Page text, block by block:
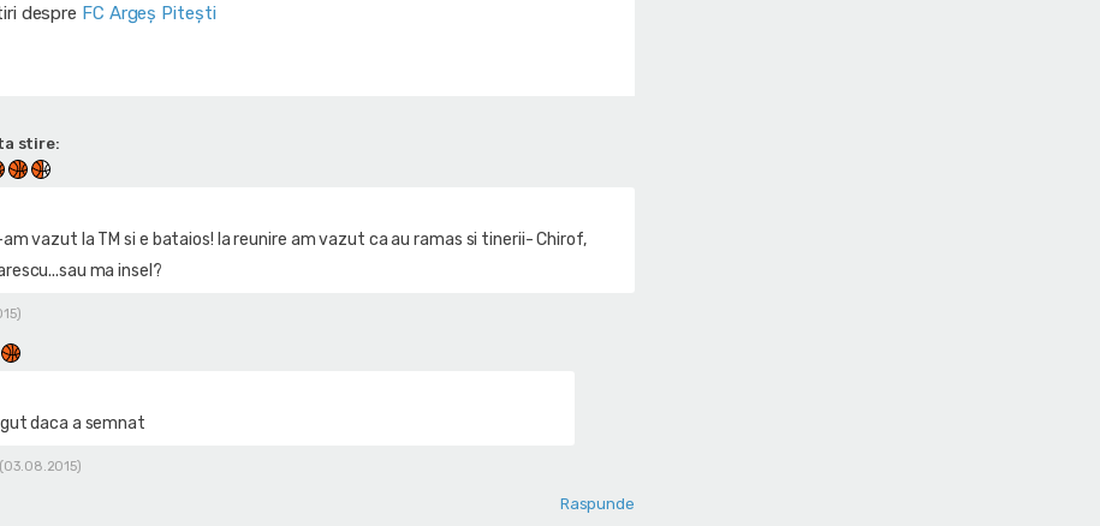
despre FC Argeș Pitești
stire:
vazut la TM si e bataios! la reunire am vazut ca au ramas si tinerii- Chirof,
ma insel?
daca a semnat
Raspunde